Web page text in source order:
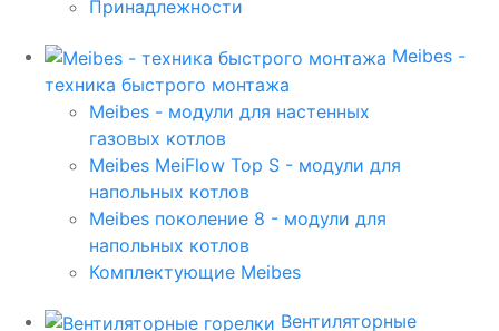
Принадлежности
Meibes -
техника быстрого монтажа
Meibes - модули для настенных
газовых котлов
Meibes MeiFlow Top S - модули для
напольных котлов
Meibes поколение 8 - модули для
напольных котлов
Комплектующие Meibes
Вентиляторные